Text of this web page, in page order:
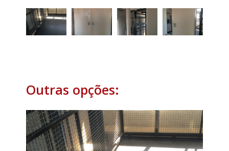
Outras opções: